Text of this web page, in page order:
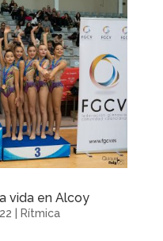
vida en Alcoy
Rítmica